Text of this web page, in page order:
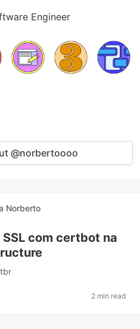
Engineer
@norbertoooo
Norberto
com certbot na
2 min read